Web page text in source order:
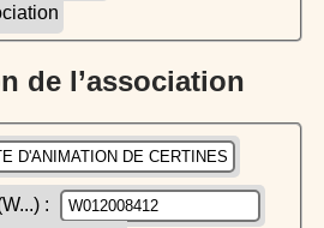
de l’association
: